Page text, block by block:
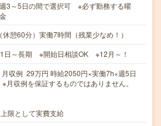
3～5日の間で選択可 ※必ず勤務する曜
憩60分）実働7時間（残業少なめ！）
日～長期 ※開始日相談OK ※12月～！
収例 29万円 時給2050円×実働7h×週5日
月収例を保証するものではありません。
限として実費支給